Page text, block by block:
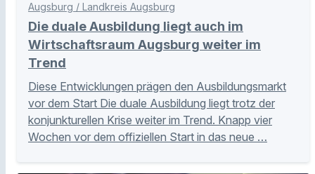
Augsburg / Landkreis Augsburg
Die duale Ausbildung liegt auch im
Wirtschaftsraum Augsburg weiter im
Trend
Diese Entwicklungen prägen den Ausbildungsmarkt
vor dem Start Die duale Ausbildung liegt trotz der
konjunkturellen Krise weiter im Trend. Knapp vier
Wochen vor dem offiziellen Start in das neue …